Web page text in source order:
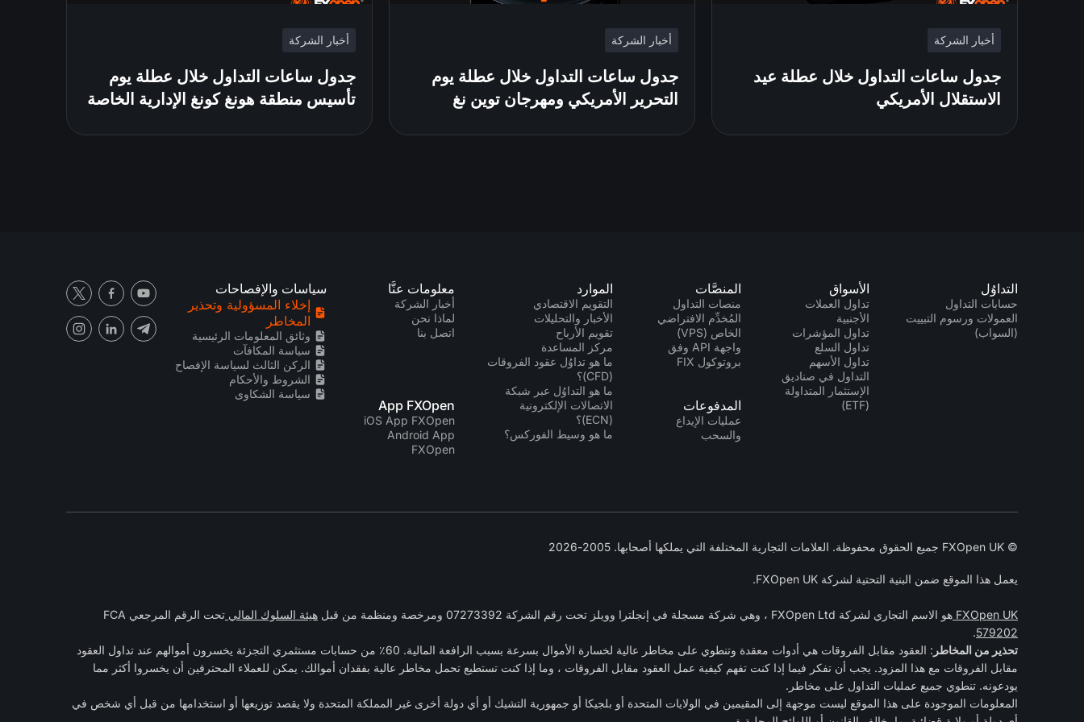
أخبار الشركة
جدول ساعات التداول خلال عطلة عيد
الاستقلال الأمريكي
أخبار الشركة
جدول ساعات التداول خلال عطلة يوم
التحرير الأمريكي ومهرجان توين نغ
أخبار الشركة
جدول ساعات التداول خلال عطلة يوم
تأسيس منطقة هونغ كونغ الإدارية الخاصة
التداوُل
حسابات التداول
العمولات ورسوم التبييت
(السواب)
الأسواق
تداول العملات
الأجنبية
تداول المؤشرات
تداول السلع
تداول الأسهم
التداول في صناديق
الإستثمار المتداولة
(ETF)
المنصَّات
منصات التداول
المُخدِّم الافتراضي
الخاص (VPS)
واجهة API وفق
بروتوكول FIX
المدفوعات
عمليات الإيداع
والسحب
الموارد
التقويم الاقتصادي
الأخبار والتحليلات
تقويم الأرباح
مركز المساعدة
ما هو تداوُل عقود الفروقات
(CFD)؟
ما هو التداوُل عبر شبكة
الاتصالات الإلكترونية
(ECN)؟
ما هو وسيط الفوركس؟
معلومات عنَّا
أخبار الشركة
لماذا نحن
اتصل بنا
App FXOpen
iOS App FXOpen
Android App
FXOpen
سياسات والإفصاحات
إخلاء المسؤولية وتحذير
المخاطر
وثائق المعلومات الرئيسية
سياسة المكافآت
الركن الثالث لسياسة الإفصاح
الشروط والأحكام
سياسة الشكاوى
© FXOpen UK جميع الحقوق محفوظة. العلامات التجارية المختلفة التي يملكها أصحابها. 2005-2026
يعمل هذا الموقع ضمن البنية التحتية لشركة FXOpen UK.
FXOpen UK هو الاسم التجاري لشركة FXOpen Ltd ، وهي شركة مسجلة في إنجلترا وويلز تحت رقم الشركة 07273392 ومرخصة ومنظمة من قبل هيئة السلوك المالي تحت الرقم المرجعي FCA
579202
.
تحذير من المخاطر
: العقود مقابل الفروقات هي أدوات معقدة وتنطوي على مخاطر عالية لخسارة الأموال بسرعة بسبب الرافعة المالية. 60٪ من حسابات مستثمري التجزئة يخسرون أموالهم عند تداول العقود
مقابل الفروقات مع هذا المزود. يجب أن تفكر فيما إذا كنت تفهم كيفية عمل العقود مقابل الفروقات ، وما إذا كنت تستطيع تحمل مخاطر عالية بفقدان أموالك. يمكن للعملاء المحترفين أن يخسروا أكثر مما
يودعونه. تنطوي جميع عمليات التداول على مخاطر.
المعلومات الموجودة على هذا الموقع ليست موجهة إلى المقيمين في الولايات المتحدة أو بلجيكا أو جمهورية التشيك أو أي دولة أخرى غير المملكة المتحدة ولا يقصد توزيعها أو استخدامها من قبل أي شخص في